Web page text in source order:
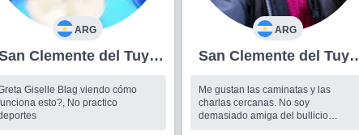
ARG
Clemente del Tuyú
Giselle Blag viendo cómo
esto?, No practico
ARG
San Clemente del Tuyú
Me gustan las caminatas y las
charlas cercanas. No soy
demasiado amiga del bullicio